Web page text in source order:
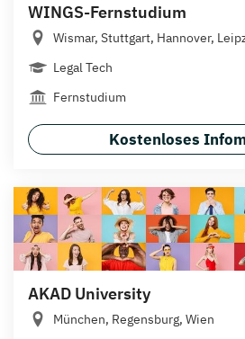
WINGS-Fernstudium
Wismar, Stuttgart, Hannover,
Legal Tech
Fernstudium
Kostenloses
AKAD University
München, Regensburg, Wien